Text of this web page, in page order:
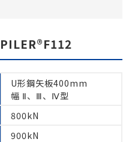
U形鋼矢板400mm
幅 Ⅱ、Ⅲ、Ⅳ型
800kN
900kN